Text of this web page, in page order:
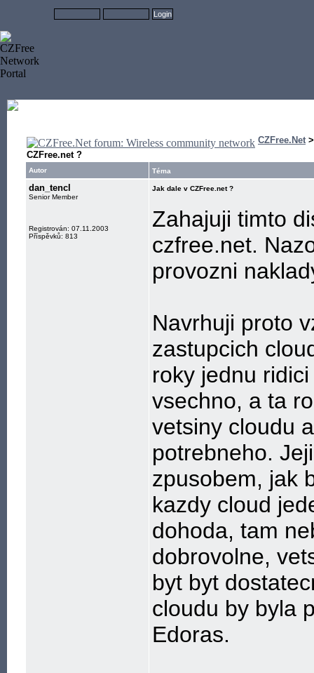
CZFree.Net
CZFree.net ?
Autor Téma
dan_tencl
Senior Member
Registrován: 07.11.2003
Příspěvků: 813
Jak dale v CZFree.net ?
Zahajuji timto
czfree.net.
provozni
Navrhuji proto
zastupcich
roky jednu
vsechno, a ta
vetsiny cloudu
potrebneho.
zpusobem, jak
kazdy cloud
dohoda, tam
dobrovolne,
byt byt
cloudu by byla
Edoras.